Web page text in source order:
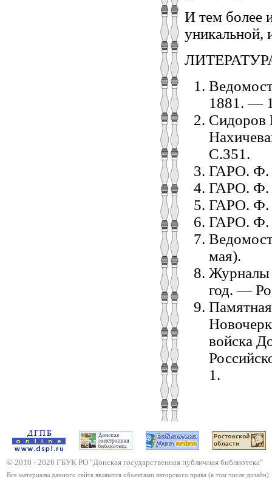
И тем более
уникальной,
1881. —
Сидоров
С.351.
ГАРО. Ф.
ГАРО. Ф.
ГАРО. Ф.
ГАРО. Ф.
мая).
Журналы
год. —
войска
1.
© 2010 - 2026 ГБУК РО "Донская государственная публичная библиотека"
Все материалы данного сайта являются объектами авторского права (в том числе дизайн).